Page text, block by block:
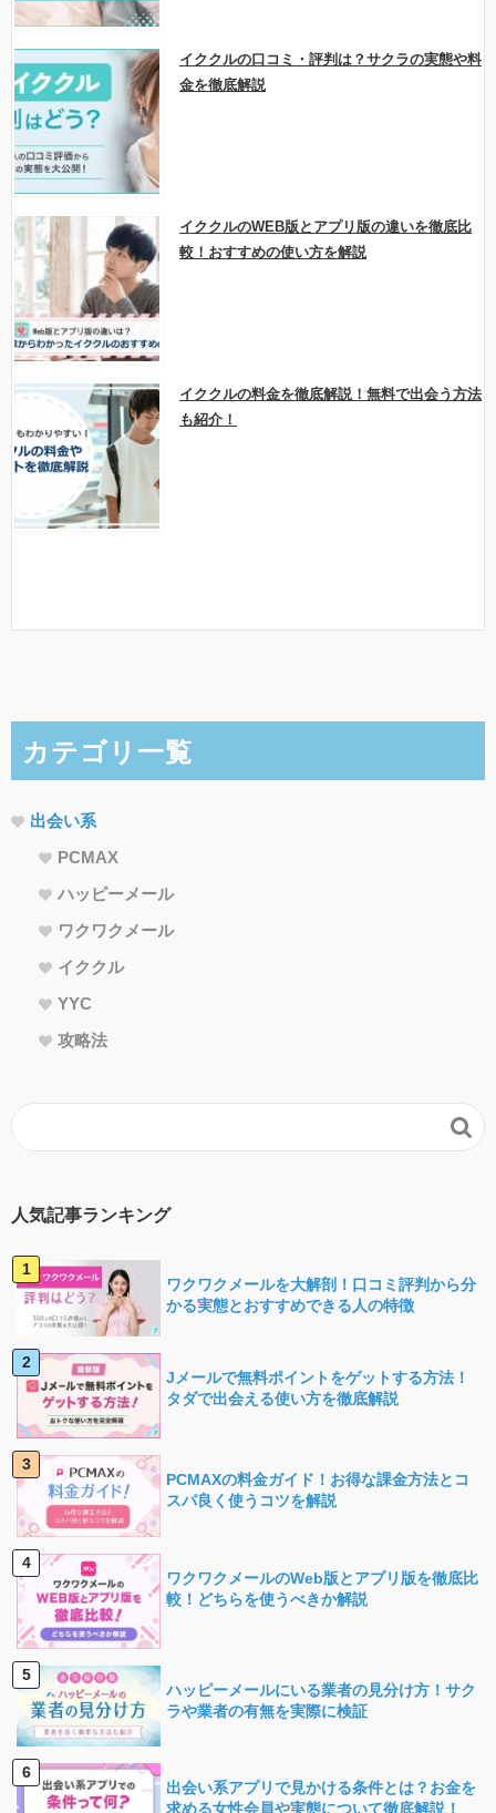
イククルの口コミ・評判は？サクラの実態や料
金を徹底解説
イククルのWEB版とアプリ版の違いを徹底比
較！おすすめの使い方を解説
イククルの料金を徹底解説！無料で出会う方法
も紹介！
カテゴリ一覧
出会い系
PCMAX
ハッピーメール
ワクワクメール
イククル
YYC
攻略法

人気記事ランキング
ワクワクメールを大解剖！口コミ評判から分
かる実態とおすすめできる人の特徴
Jメールで無料ポイントをゲットする方法！
タダで出会える使い方を徹底解説
PCMAXの料金ガイド！お得な課金方法とコ
スパ良く使うコツを解説
ワクワクメールのWeb版とアプリ版を徹底比
較！どちらを使うべきか解説
ハッピーメールにいる業者の見分け方！サク
ラや業者の有無を実際に検証
出会い系アプリで見かける条件とは？お金を
求める女性会員や実態について徹底解説！